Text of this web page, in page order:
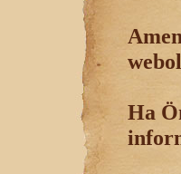
Ha